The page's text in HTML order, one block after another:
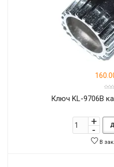
Ключ KL-9706B
В